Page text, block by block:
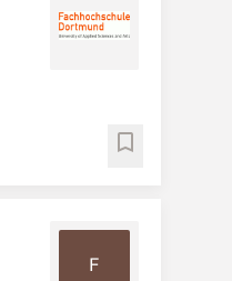
bookmark
F